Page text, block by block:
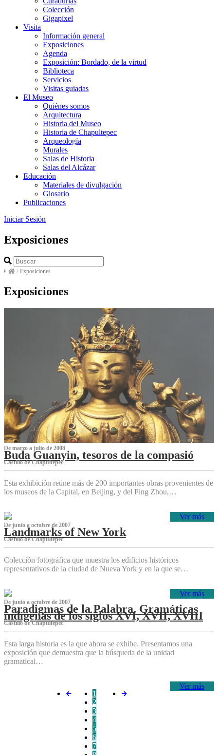
Colección
Gigapixel
Visita
Información general
Exposiciones
Agenda
Exposición: Bordado, de la virtud
Biblioteca
Servicios
Visitas guiadas
El Museo
Quiénes somos
Arquitectura
Historia del Museo
Historia de Chapultepec
Arqueología
Murales
Salas de Historia
Salas del Alcázar
Educación
Materiales de divulgación
Glosario
Publicaciones
Iniciar Sesión
Exposiciones
/ Exposiciones
Exposiciones
De marzo a julio de 2008
Buda Guanyin, tesoros de la compasió
Castillo de Chapultepec
Esta exhibición reúne más de 200 importantes obras provenientes de
los museos de la Capital, en Beijing, y del Ping Zhou,…
Ver más
De junio a octubre de 2007
Landmarks of New York
Castillo de Chapultepec
Colección fotográfica que muestra los edificios históricos
representativos de la ciudad de Nueva York y en la que se…
Ver más
De junio a octubre de 2007
Paradigmas de la Palabra. Gramáticas
indígenas de los siglos XVI, XVII, XVIII
Castillo de Chapultepec
Esta larga historia es la que ahora se exhibe. Presentamos una
exposición que demuestra que la búsqueda de la unidad
gramatical…
Ver más
1
2
3
4
5
6
7